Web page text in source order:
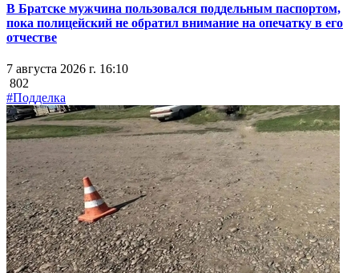
В Братске мужчина пользовался поддельным паспортом,
пока полицейский не обратил внимание на опечатку в его
отчестве
7 августа 2026 г. 16:10
802
#Подделка